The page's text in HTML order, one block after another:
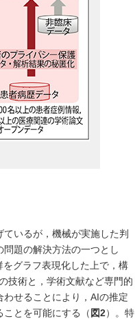
いるが，機械が実施した判
題の解決方法の一つとし
グラフ表現化した上で，構
技術と，学術文献など専門的
せることにより，AIの推定
とを可能にする（ 図2）。特